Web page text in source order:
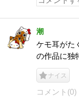
潮
ケモ耳がた
の作品に独
ナイス
コメント(0)